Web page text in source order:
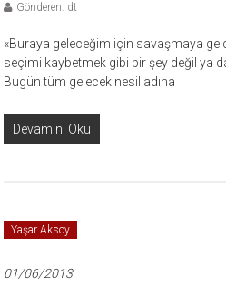
Gönderen: dt
«Buraya geleceğim için savaşmaya
seçimi kaybetmek gibi bir şey değil ya
Bugün tüm gelecek nesil adına
Devamını Oku
Yaşar Aksoy
01/06/2013